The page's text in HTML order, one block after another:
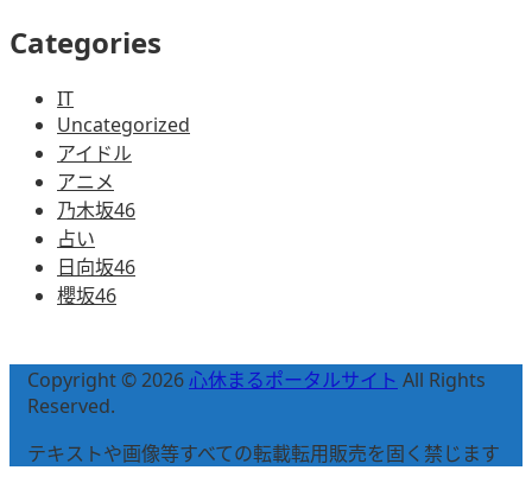
Categories
IT
Uncategorized
アイドル
アニメ
乃木坂46
占い
日向坂46
櫻坂46
Copyright © 2026心休まるポータルサイト All Rights
Reserved.
テキストや画像等すべての転載転用販売を固く禁じます